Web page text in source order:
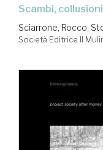
scambi,
Sciarrone, Rocco;
Società Editrice Il